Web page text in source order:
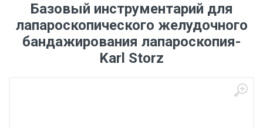
Базовый инструментарий для
лапароскопического желудочного
бандажирования лапароскопия-
Karl Storz